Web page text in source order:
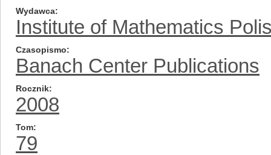
Wydawca
Institute of Mathematics
Czasopismo
Banach Center Publications
Rocznik
2008
Tom
79